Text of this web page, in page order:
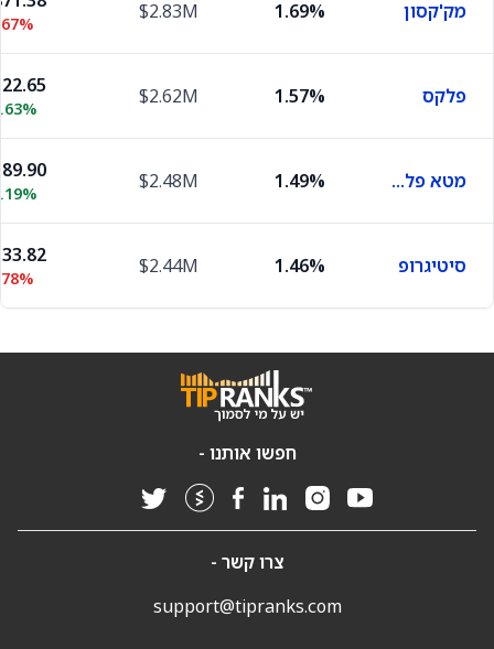
מק'קסון 1.69%
$2.83M
פלקס 1.57%
$2.62M
מטא פלטפורמס 1.49%
$2.48M
סיטיגרופ 1.46%
$2.44M
חפשו אותנו -
צרו קשר -
support@tipranks.com